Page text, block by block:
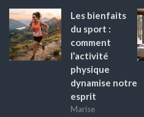
Les bienfaits
du sport :
comment
l’activité
physique
dynamise notre
esprit
Marise